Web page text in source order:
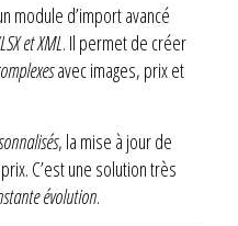
module d’import avancé
et XML. Il permet de créer
avec images, prix et
, la mise à jour de
C’est une solution très
évolution.